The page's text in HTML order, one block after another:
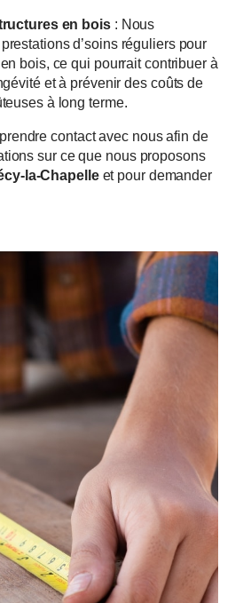
en bois: Nous
d’soins réguliers pour
bois, ce qui pourrait contribuer à
et à prévenir des coûts de
à long terme.
contact avec nous afin de
sur ce que nous proposons
la-Chapelleet pour demander
RAPPELER
- Dimanche: 8H - 20H
01 86 65 70 63